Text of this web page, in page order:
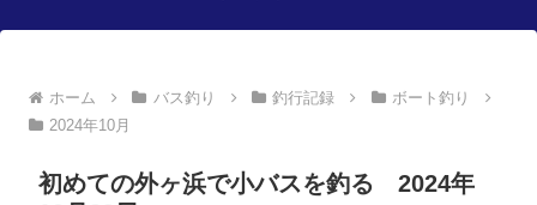
ホーム バス釣り 釣行記録
ボート釣り
2024年10月
初めての外ヶ浜で小バスを釣る 2024年